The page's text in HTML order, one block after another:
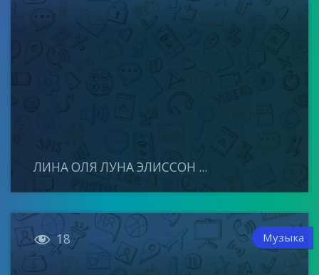
ЛИНА ОЛЯ ЛУНА ЭЛИССОН ...
 18 Музыка